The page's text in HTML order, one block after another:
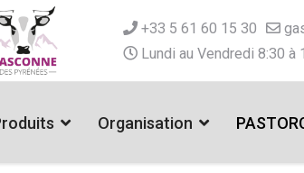
+33 5 61 60 15 30
Lundi au Vendredi 8:30 à
Organisation